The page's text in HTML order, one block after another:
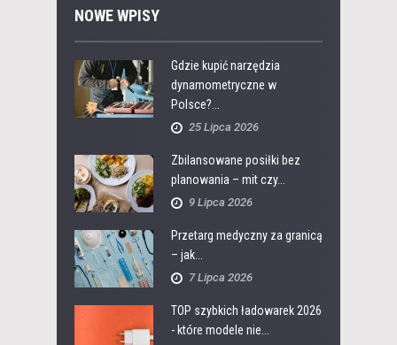
NOWE WPISY
Gdzie kupić narzędzia
dynamometryczne w
Polsce?...
25 Lipca 2026
Zbilansowane posiłki bez
planowania – mit czy...
9 Lipca 2026
Przetarg medyczny za granicą
– jak...
7 Lipca 2026
TOP szybkich ładowarek 2026
- które modele nie...